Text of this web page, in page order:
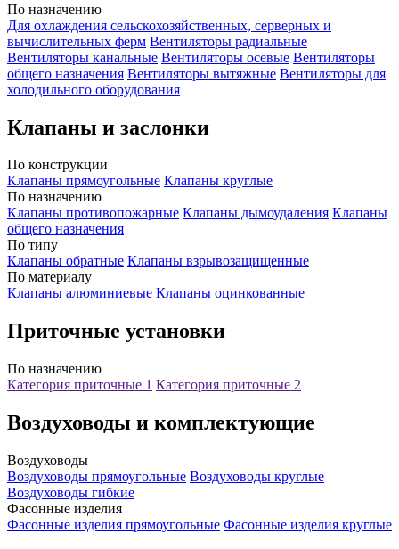
По назначению
Для охлаждения сельскохозяйственных, серверных и
вычислительных ферм Вентиляторы радиальные
Вентиляторы канальные Вентиляторы осевые Вентиляторы
общего назначения Вентиляторы вытяжные Вентиляторы для
холодильного оборудования
Клапаны и заслонки
По конструкции
Клапаны прямоугольные Клапаны круглые
По назначению
Клапаны противопожарные Клапаны дымоудаления Клапаны
общего назначения
По типу
Клапаны обратные Клапаны взрывозащищенные
По материалу
Клапаны алюминиевые Клапаны оцинкованные
Приточные установки
По назначению
Категория приточные 1 Категория приточные 2
Воздуховоды и комплектующие
Воздуховоды
Воздуховоды прямоугольные Воздуховоды круглые
Воздуховоды гибкие
Фасонные изделия
Фасонные изделия прямоугольные Фасонные изделия круглые